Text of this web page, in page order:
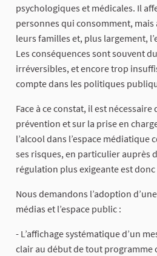
psychologiques et médicales. Il
personnes qui consomment,
leurs familles et, plus largement,
Les conséquences sont souvent
irréversibles, et encore trop
compte dans les politiques
Face à ce constat, il est nécessaire
prévention et sur la prise en
l’alcool dans l’espace
ses risques, en particulier auprès
régulation plus exigeante est
Nous demandons l’adoption
médias et l’espace public :
- L’affichage systématique d’un
clair au début de tout programme